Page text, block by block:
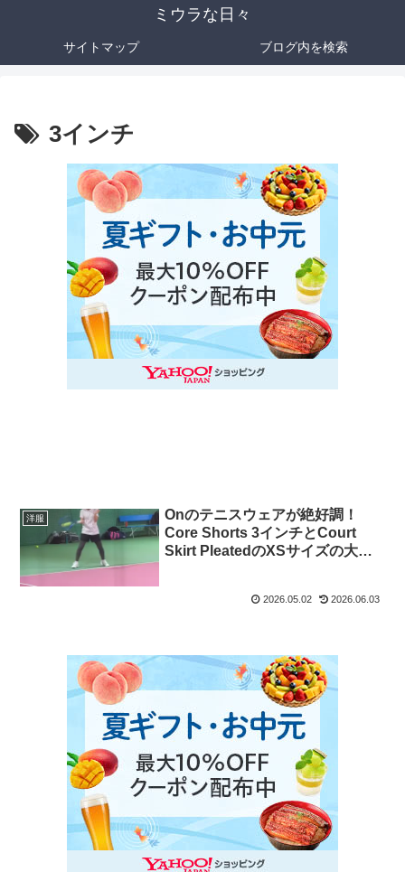
ミウラな日々
サイトマップ ブログ内を検索
3インチ
洋服
Onのテニスウェアが絶好調！
Core Shorts 3インチとCourt
Skirt PleatedのXSサイズの大き
2026.05.02 2026.06.03